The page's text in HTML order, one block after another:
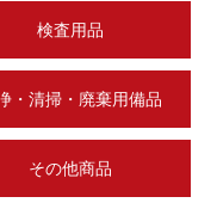
検査用品
・清掃・廃棄用備品
その他商品